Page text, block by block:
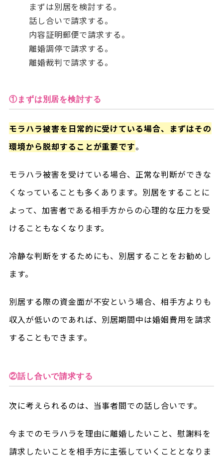
まずは別居を検討する。
話し合いで請求する。
内容証明郵便で請求する。
離婚調停で請求する。
離婚裁判で請求する。
①まずは別居を検討する
モラハラ被害を日常的に受けている場合、まずはその
環境から脱却することが重要です。
モラハラ被害を受けている場合、正常な判断ができな
くなっていることも多くあります。別居をすることに
よって、加害者である相手方からの心理的な圧力を受
けることもなくなります。
冷静な判断をするためにも、別居することをお勧めし
ます。
別居する際の資金面が不安という場合、相手方よりも
収入が低いのであれば、別居期間中は婚姻費用を請求
することもできます。
②話し合いで請求する
次に考えられるのは、当事者間での話し合いです。
今までのモラハラを理由に離婚したいこと、慰謝料を
請求したいことを相手方に主張していくこととなりま